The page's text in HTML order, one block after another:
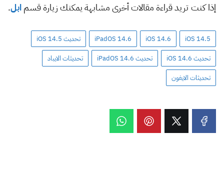
إذا كنت تريد قراءة مقالات أخرى مشابهة يمكنك زيارة قسمابل.
iOS 14.5
iOS 14.6
iPadOS 14.6 تحديث iOS 14.5
تحديث iOS 14.6 تحديث iPadOS 14.6 تحديثات الايباد
تحديثات الايفون